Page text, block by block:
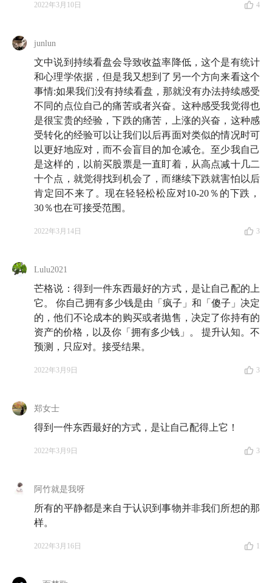
2022年3月10日 4
junlun
文中说到持续看盘会导致收益率降低，这个是有统计
和心理学依据，但是我又想到了另一个方向来看这个
事情:如果我们没有持续看盘，那就没有办法持续感受
不同的点位自己的痛苦或者兴奋。这种感受我觉得也
是很宝贵的经验，下跌的痛苦，上涨的兴奋，这种感
受转化的经验可以让我们以后再面对类似的情况时可
以更好地应对，而不会盲目的加仓减仓。至少我自己
是这样的，以前买股票是一直盯着，从高点减十几二
十个点，就觉得找到机会了，而继续下跌就害怕以后
肯定回不来了。现在轻轻松松应对10-20％的下跌，
30％也在可接受范围。
2022年3月14日 3
Lulu2021
芒格说：得到一件东西最好的方式，是让自己配的上
它。 你自己拥有多少钱是由「疯子」和「傻子」决定
的，他们不论成本的购买或者抛售，决定了你持有的
资产的价格，以及你「拥有多少钱」。 提升认知。不
预测，只应对。接受结果。
2022年3月9日 3
郑女士
得到一件东西最好的方式，是让自己配得上它！
2022年3月9日 3
阿竹就是我呀
所有的平静都是来自于认识到事物并非我们所想的那
样。
2022年3月16日 1